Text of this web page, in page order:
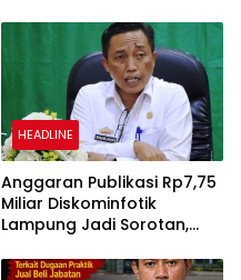
HEADLINE
Anggaran Publikasi Rp7,75
Miliar Diskominfotik
Lampung Jadi Sorotan,
Dana Dipertanyakan